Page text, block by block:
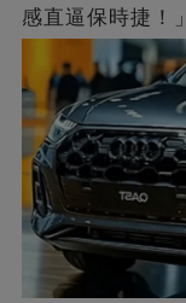
感直逼保時捷！」